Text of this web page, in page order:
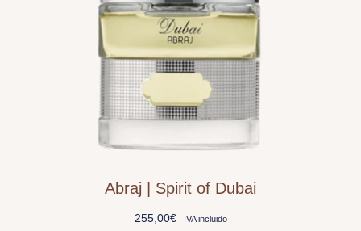
Abraj | Spirit of Dubai
255,00€ IVA incluido